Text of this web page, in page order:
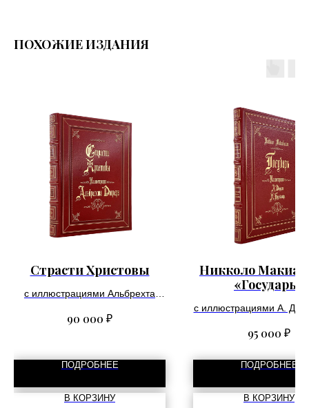
ПОХОЖИЕ ИЗДАНИЯ
Страсти Христовы
с иллюстрациями Альбрехта
90 000 ₽
ПОДРОБНЕЕ
В КОРЗИНУ
Никколо
«Государь»
с иллюстрациями А.
95 000 ₽
ПОДРОБНЕЕ
В КОРЗИНУ